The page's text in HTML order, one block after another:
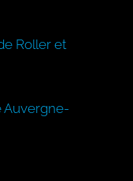
Roller et
Auvergne-